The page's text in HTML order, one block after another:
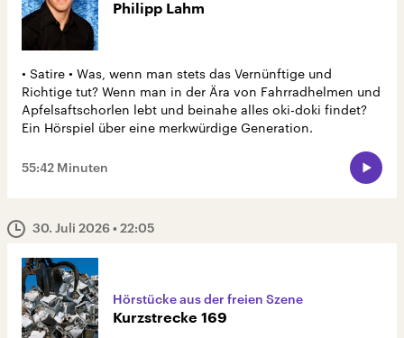
Philipp Lahm
• Satire • Was, wenn man stets das Vernünftige und
Richtige tut? Wenn man in der Ära von Fahrradhelmen und
Apfelsaftschorlen lebt und beinahe alles oki-doki findet?
Ein Hörspiel über eine merkwürdige Generation.
55:42 Minuten
30. Juli 2026• 22:05
Hörstücke aus der freien Szene
Kurzstrecke 169